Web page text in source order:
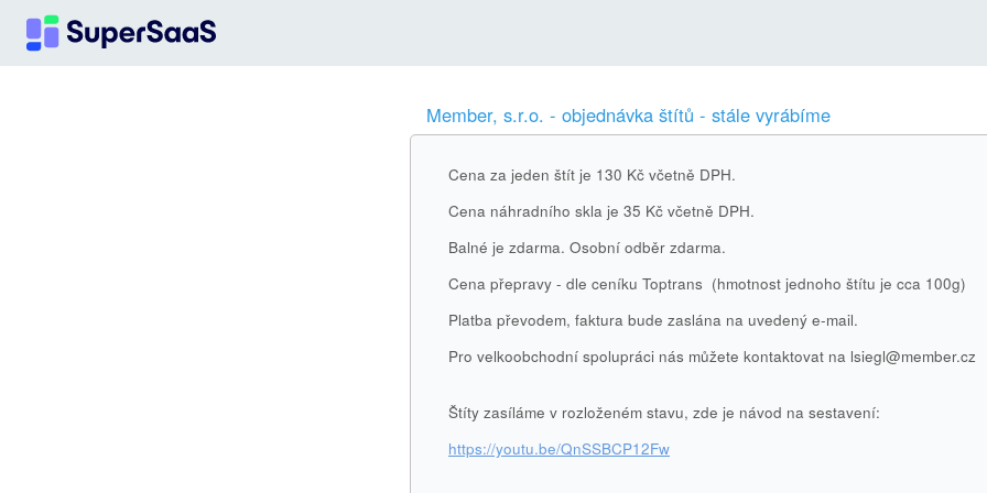
Member, s.r.o. - objednávka štítů - stále vyrábíme
Cena za jeden štít je 130 Kč včetně DPH.
Cena náhradního skla je 35 Kč včetně DPH.
Balné je zdarma. Osobní odběr zdarma.
Cena přepravy - dle ceníku Toptrans (hmotnost jednoho štítu je cca 100g)
Platba převodem, faktura bude zaslána na uvedený e-mail.
Pro velkoobchodní spolupráci nás můžete kontaktovat na lsiegl@member.cz
Štíty zasíláme v rozloženém stavu, zde je návod na sestavení:
https://youtu.be/QnSSBCP12Fw